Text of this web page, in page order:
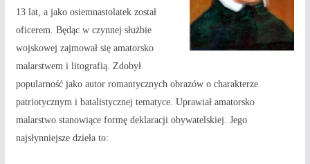
13 lat, a jako osiemnastolatek został
oficerem. Będąc w czynnej służbie
wojskowej zajmował się amatorsko
malarstwem i litografią. Zdobył
popularność jako autor romantycznych obrazów o charakterze
patriotycznym i batalistycznej tematyce. Uprawiał amatorsko
malarstwo stanowiące formę deklaracji obywatelskiej. Jego
najsłynniejsze dzieła to: